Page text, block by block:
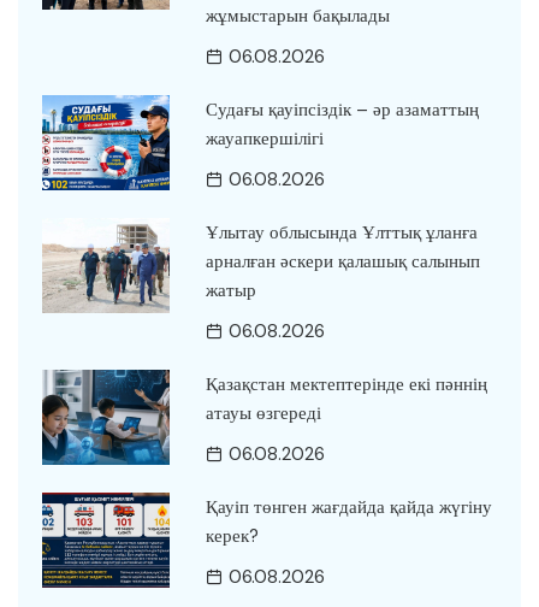
жұмыстарын бақылады
06.08.2026
Судағы қауіпсіздік – әр азаматтың
жауапкершілігі
06.08.2026
Ұлытау облысында Ұлттық ұланға
арналған әскери қалашық салынып
жатыр
06.08.2026
Қазақстан мектептерінде екі пәннің
атауы өзгереді
06.08.2026
Қауіп төнген жағдайда қайда жүгіну
керек?
06.08.2026